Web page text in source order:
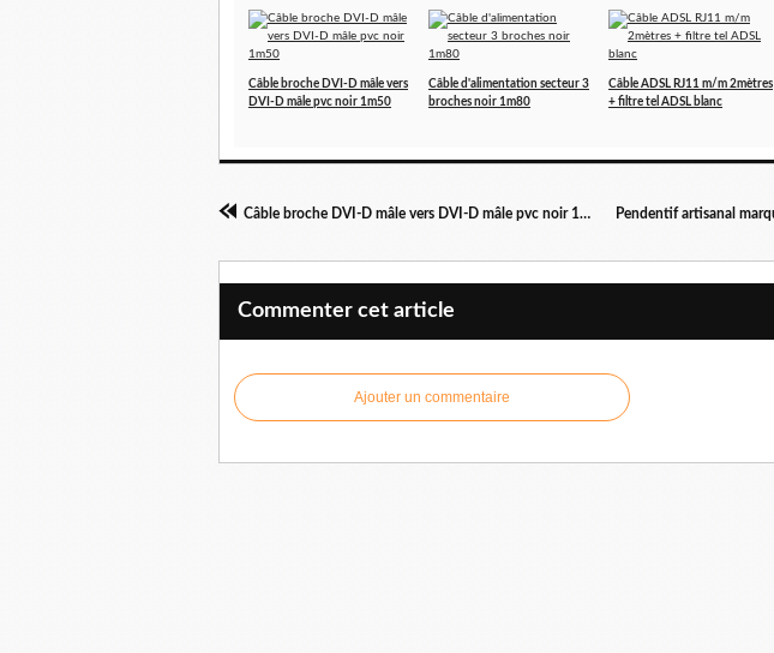
Câble broche DVI-D mâle vers
DVI-D mâle pvc noir 1m50
Câble d'alimentation secteur 3
broches noir 1m80
Câble ADSL RJ11 m/m 2mètres
+ filtre tel ADSL blanc
Câble broche DVI-D mâle vers DVI-D mâle pvc noir 1m50
Commenter cet article
Ajouter un commentaire